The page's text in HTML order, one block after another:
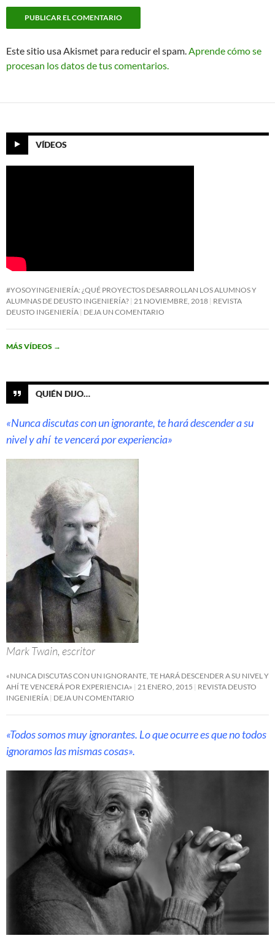
Este sitio usa Akismet para reducir el spam.Aprende cómo se
procesan los datos de tus comentarios.
VÍDEOS
#YOSOYINGENIERÍA: ¿QUÉ PROYECTOS DESARROLLAN LOS ALUMNOS Y
ALUMNAS DE DEUSTO INGENIERÍA? 21 NOVIEMBRE, 2018 REVISTA
DEUSTO INGENIERÍA DEJA UN COMENTARIO
MÁS VÍDEOS →
QUIÉN DIJO…
«Nunca discutas con un ignorante, te hará descender a su
nivel y ahí te vencerá por experiencia»
Mark Twain, escritor
«NUNCA DISCUTAS CON UN IGNORANTE, TE HARÁ DESCENDER A SU NIVEL Y
AHÍ TE VENCERÁ POR EXPERIENCIA» 21 ENERO, 2015
REVISTA DEUSTO
INGENIERÍA DEJA UN COMENTARIO
«Todos somos muy ignorantes. Lo que ocurre es que no todos
ignoramos las mismas cosas».